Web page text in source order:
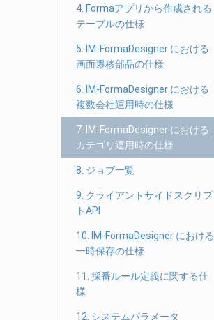
4. Formaアプリから作成される
テーブルの仕様
5. IM-FormaDesigner における
画面遷移部品の仕様
6. IM-FormaDesigner における
複数会社運用時の仕様
7. IM-FormaDesigner における
カテゴリ運用時の仕様
8. ジョブ一覧
9. クライアントサイドスクリプ
トAPI
10. IM-FormaDesigner における
一時保存の仕様
11. 採番ルール定義に関する仕
様
12. システムパラメータ